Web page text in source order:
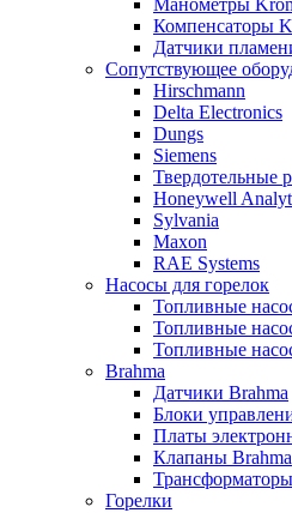
Манометры
Компенсаторы
Датчики
Сопутствующее
Hirschmann
Delta Electronics
Dungs
Siemens
Твердотельные
Honeywell
Sylvania
Maxon
RAE Systems
Насосы для горелок
Топливные
Топливные
Топливные
Brahma
Датчики Brahma
Блоки
Платы
Клапаны Brahma
Горелки